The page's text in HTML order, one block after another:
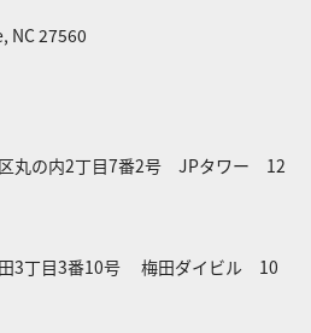
NC 27560
丸の内2丁目7番2号 JPタワー 12
3丁目3番10号 梅田ダイビル 10